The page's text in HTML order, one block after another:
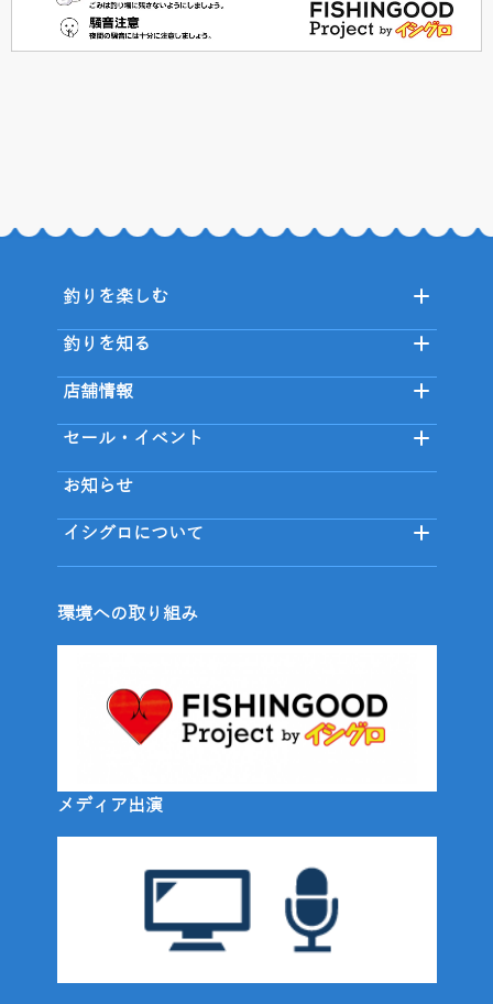
釣りを楽しむ
釣りを知る
店舗情報
セール・イベント
お知らせ
イシグロについて
環境への取り組み
メディア出演